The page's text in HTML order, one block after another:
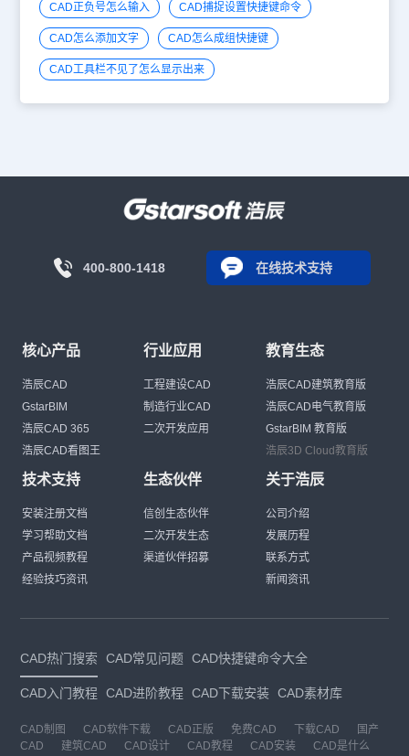
CAD正负号怎么输入 CAD捕捉设置快捷键命令
CAD怎么添加文字 CAD怎么成组快捷键
CAD工具栏不见了怎么显示出来
400-800-1418 在线技术支持
核心产品
浩辰CAD
GstarBIM
浩辰CAD 365
浩辰CAD看图王
行业应用
工程建设CAD
制造行业CAD
二次开发应用
教育生态
浩辰CAD建筑教育版
浩辰CAD电气教育版
GstarBIM 教育版
浩辰3D Cloud教育版
技术支持
安装注册文档
学习帮助文档
产品视频教程
经验技巧资讯
生态伙伴
信创生态伙伴
二次开发生态
渠道伙伴招募
关于浩辰
公司介绍
发展历程
联系方式
新闻资讯
CAD热门搜索 CAD常见问题 CAD快捷键命令大全
CAD入门教程 CAD进阶教程 CAD下载安装 CAD素材库
CAD制图 CAD软件下载 CAD正版 免费CAD 下载CAD
国产
CAD
建筑CAD CAD设计 CAD教程 CAD安装
CAD是什么